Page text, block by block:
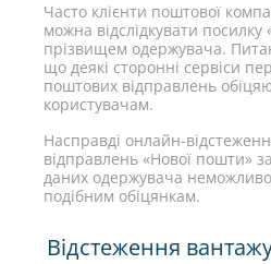
Часто клієнти поштової
можна відслідкувати
прізвищем одержувача.
що деякі сторонні сервіси
поштових відправлень
користувачам.
Насправді онлайн-
відправлень «Нової пошти»
даних одержувача
подібним обіцянкам.
Відстеження